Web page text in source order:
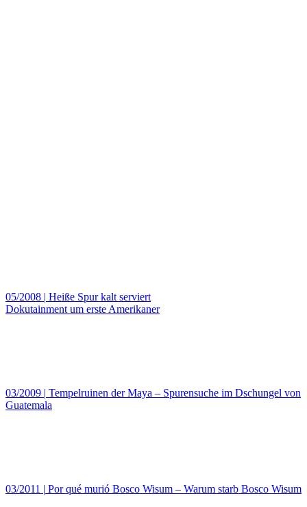
05/2008 | Heiße Spur kalt serviert
Dokutainment um erste Amerikaner
03/2009 | Tempelruinen der Maya – Spurensuche im Dschungel von
Guatemala
03/2011 | Por qué murió Bosco Wisum – Warum starb Bosco Wisum